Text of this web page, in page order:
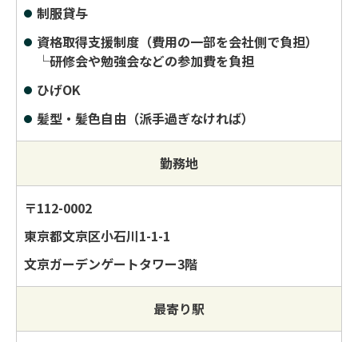
制服貸与
資格取得支援制度（費用の一部を会社側で負担）
└研修会や勉強会などの参加費を負担
ひげOK
髪型・髪色自由（派手過ぎなければ）
勤務地
〒112-0002
東京都文京区小石川1-1-1
文京ガーデンゲートタワー3階
最寄り駅